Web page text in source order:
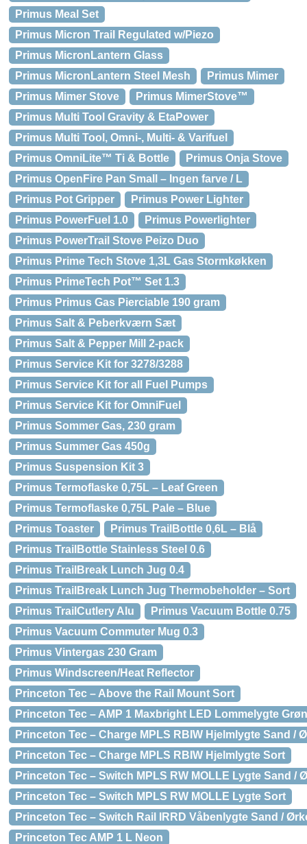
Primus Meal Set
Primus Micron Trail Regulated w/Piezo
Primus MicronLantern Glass
Primus MicronLantern Steel Mesh
Primus Mimer
Primus Mimer Stove
Primus MimerStove™
Primus Multi Tool Gravity & EtaPower
Primus Multi Tool, Omni-, Multi- & Varifuel
Primus OmniLite™ Ti & Bottle
Primus Onja Stove
Primus OpenFire Pan Small – Ingen farve / L
Primus Pot Gripper
Primus Power Lighter
Primus PowerFuel 1.0
Primus Powerlighter
Primus PowerTrail Stove Peizo Duo
Primus Prime Tech Stove 1,3L Gas Stormkøkken
Primus PrimeTech Pot™ Set 1.3
Primus Primus Gas Pierciable 190 gram
Primus Salt & Peberkværn Sæt
Primus Salt & Pepper Mill 2-pack
Primus Service Kit for 3278/3288
Primus Service Kit for all Fuel Pumps
Primus Service Kit for OmniFuel
Primus Sommer Gas, 230 gram
Primus Summer Gas 450g
Primus Suspension Kit 3
Primus Termoflaske 0,75L – Leaf Green
Primus Termoflaske 0,75L Pale – Blue
Primus Toaster
Primus TrailBottle 0,6L – Blå
Primus TrailBottle Stainless Steel 0.6
Primus TrailBreak Lunch Jug 0.4
Primus TrailBreak Lunch Jug Thermobeholder – Sort
Primus TrailCutlery Alu
Primus Vacuum Bottle 0.75
Primus Vacuum Commuter Mug 0.3
Primus Vintergas 230 Gram
Primus Windscreen/Heat Reflector
Princeton Tec – Above the Rail Mount Sort
Princeton Tec – AMP 1 Maxbright LED Lommelygte Grøn
Princeton Tec – Charge MPLS RBIW Hjelmlygte Sand /
Princeton Tec – Charge MPLS RBIW Hjelmlygte Sort
Princeton Tec – Switch MPLS RW MOLLE Lygte Sand /
Princeton Tec – Switch MPLS RW MOLLE Lygte Sort
Princeton Tec – Switch Rail IRRD Våbenlygte Sand /
Princeton Tec AMP 1 L Neon